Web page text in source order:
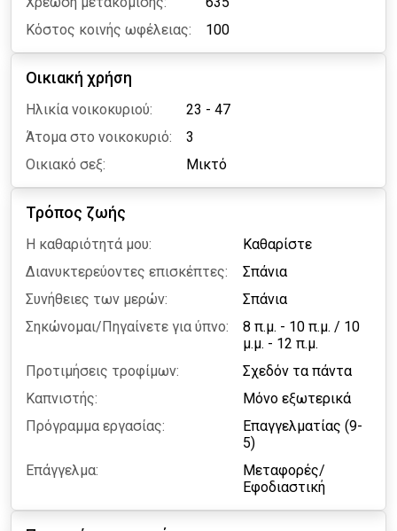
Κόστος κοινής ωφέλειας:
100
Οικιακή χρήση
Ηλικία νοικοκυριού:
23 - 47
Άτομα στο νοικοκυριό:
3
Οικιακό σεξ:
Μικτό
Τρόπος ζωής
Η καθαριότητά μου:
Καθαρίστε
Διανυκτερεύοντες επισκέπτες:
Σπάνια
Συνήθειες των μερών:
Σπάνια
Σηκώνομαι/Πηγαίνετε για ύπνο:
8 π.μ. - 10 π.μ. / 10
μ.μ. - 12 π.μ.
Προτιμήσεις τροφίμων:
Σχεδόν τα πάντα
Καπνιστής:
Μόνο εξωτερικά
Πρόγραμμα εργασίας:
Επαγγελματίας (9-
5)
Επάγγελμα:
Μεταφορές/
Εφοδιαστική